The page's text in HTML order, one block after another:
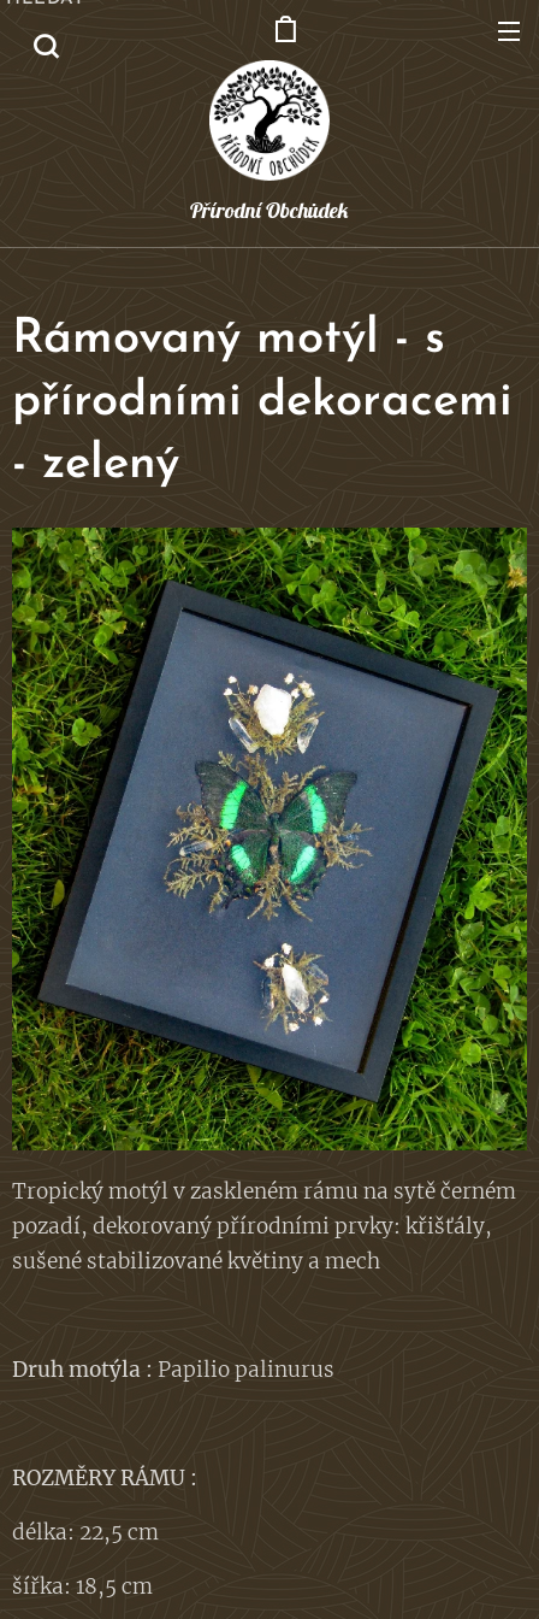
Přírodní Obchůdek
Rámovaný motýl - s
přírodními dekoracemi
- zelený
Tropický motýl v zaskleném rámu na sytě černém
pozadí, dekorovaný přírodními prvky: křišťály,
sušené stabilizované květiny a mech
Druh motýla : Papilio palinurus
ROZMĚRY RÁMU :
délka: 22,5 cm
šířka: 18,5 cm